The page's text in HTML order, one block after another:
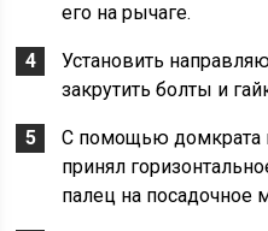
его на рычаге.
Установить
закрутить болты и
С помощью домкрата
принял
палец на посадочное